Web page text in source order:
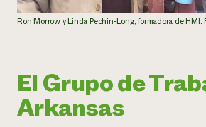
Ron Morrow y Linda Pechin-Long, formadora de HMI.
El Grupo de
Arkansas